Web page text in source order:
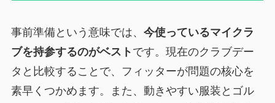
事前準備という意味では、 今使っているマイクラ
ブを持参するのがベスト です。現在のクラブデー
タと比較することで、フィッターが問題の核心を
素早くつかめます。また、動きやすい服装とゴル